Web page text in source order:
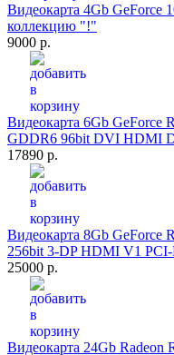
Видеокарта 4Gb GeForce
коллекцию "!"
9000 р.
Видеокарта 6Gb GeForce
GDDR6 96bit DVI HDMI
17890 р.
Видеокарта 8Gb GeForce
256bit 3-DP HDMI V1
25000 р.
Видеокарта 24Gb